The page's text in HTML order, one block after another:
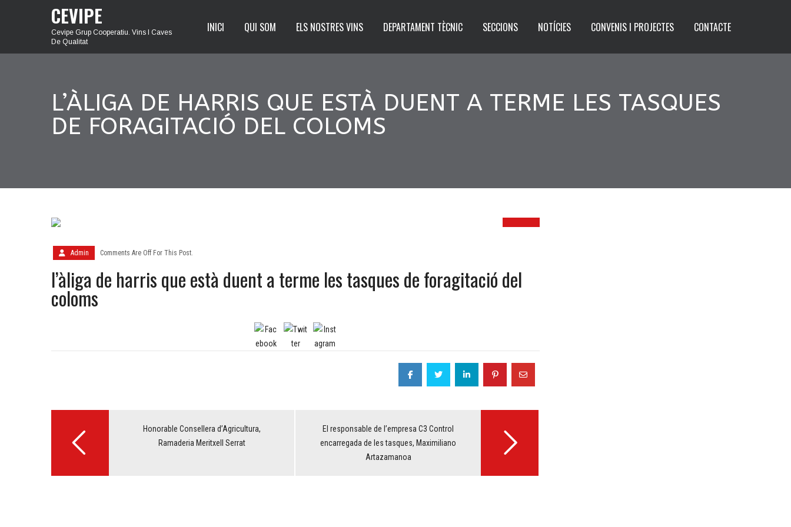
CEVIPE
Cevipe Grup Cooperatiu. Vins I Caves
De Qualitat
INICI QUI SOM ELS NOSTRES VINS DEPARTAMENT TÈCNIC SECCIONS NOTÍCIES CONVENIS I PROJECTES CONTACTE
L’ÀLIGA DE HARRIS QUE ESTÀ DUENT A TERME LES TASQUES
DE FORAGITACIÓ DEL COLOMS
13
Admin Comments Are Off For This Post.
l’àliga de harris que està duent a terme les tasques de foragitació del
coloms
Post
navigation
Honorable Consellera d’Agricultura,
Ramaderia Meritxell Serrat
El responsable de l’empresa C3 Control
encarregada de les tasques, Maximiliano
Artazamanoa